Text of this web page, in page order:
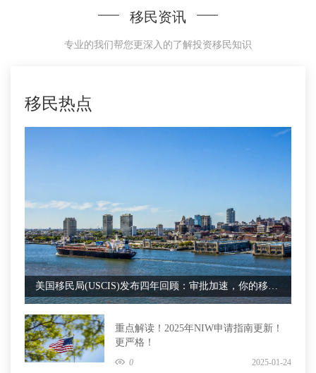
移民资讯
专业的我们帮您更深入的了解投资移民知识
移民热点
重点解读！2025年NIW申请指南更新！
更严格！
0 2025-01-24